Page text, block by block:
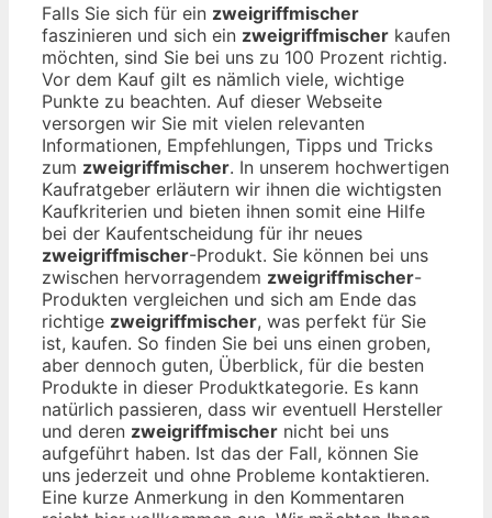
Falls Sie sich für ein zweigriffmischer
faszinieren und sich ein zweigriffmischer kaufen
möchten, sind Sie bei uns zu 100 Prozent richtig.
Vor dem Kauf gilt es nämlich viele, wichtige
Punkte zu beachten. Auf dieser Webseite
versorgen wir Sie mit vielen relevanten
Informationen, Empfehlungen, Tipps und Tricks
zum zweigriffmischer. In unserem hochwertigen
Kaufratgeber erläutern wir ihnen die wichtigsten
Kaufkriterien und bieten ihnen somit eine Hilfe
bei der Kaufentscheidung für ihr neues
zweigriffmischer-Produkt. Sie können bei uns
zwischen hervorragendem zweigriffmischer-
Produkten vergleichen und sich am Ende das
richtige zweigriffmischer, was perfekt für Sie
ist, kaufen. So finden Sie bei uns einen groben,
aber dennoch guten, Überblick, für die besten
Produkte in dieser Produktkategorie. Es kann
natürlich passieren, dass wir eventuell Hersteller
und deren zweigriffmischer nicht bei uns
aufgeführt haben. Ist das der Fall, können Sie
uns jederzeit und ohne Probleme kontaktieren.
Eine kurze Anmerkung in den Kommentaren